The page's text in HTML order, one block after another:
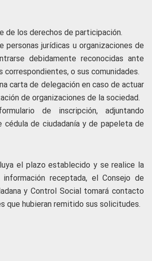
de los derechos de participación.
personas jurídicas u organizaciones de
debidamente reconocidas ante
correspondientes, o sus comunidades.
carta de delegación en caso de actuar
de organizaciones de la sociedad.
de inscripción, adjuntando
cédula de ciudadanía y de papeleta de
el plazo establecido y se realice la
receptada, el Consejo de
y Control Social tomará contacto
que hubieran remitido sus solicitudes.